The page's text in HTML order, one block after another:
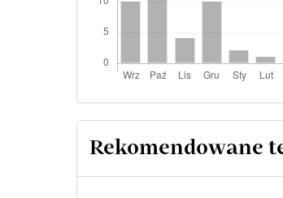
Rekomendowane